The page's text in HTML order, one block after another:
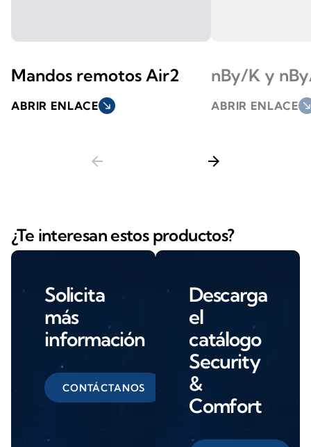
Mandos remotos Air2
ABRIR ENLACE south_east
nBy/K y
ABRIR ENLACE
arrow_back arrow_forward
¿Te interesan estos productos?
Solicita
más
información
CONTÁCTANOS
Descarga
el
catálogo
Security
&
Comfort